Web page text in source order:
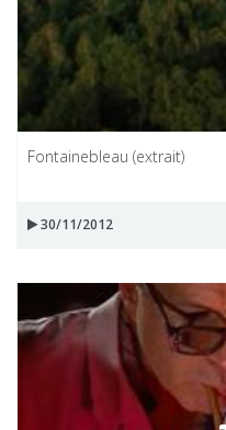
Fontainebleau (extrait)
30/11/2012